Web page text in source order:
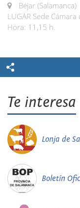
Béjar (Salamanca)
LUGAR Sede
Hora: 11,15 h.
Te interesa
Lonja de
Boletín